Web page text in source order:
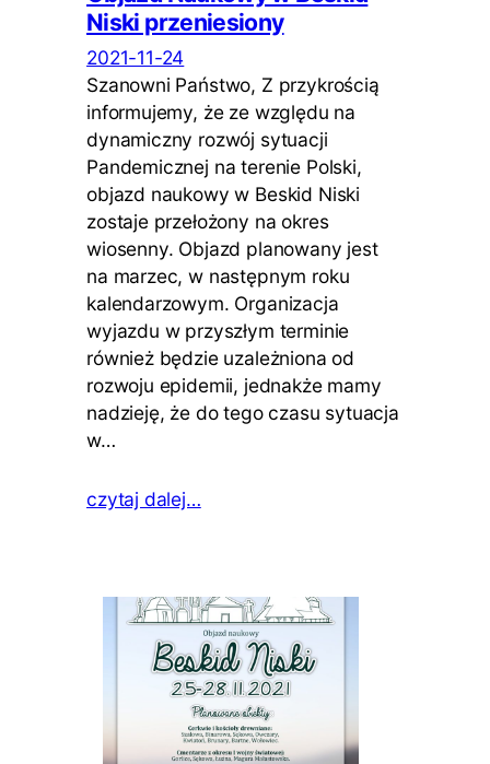
Niski przeniesiony
2021-11-24
Szanowni Państwo, Z przykrością
informujemy, że ze względu na
dynamiczny rozwój sytuacji
Pandemicznej na terenie Polski,
objazd naukowy w Beskid Niski
zostaje przełożony na okres
wiosenny. Objazd planowany jest
na marzec, w następnym roku
kalendarzowym. Organizacja
wyjazdu w przyszłym terminie
również będzie uzależniona od
rozwoju epidemii, jednakże mamy
nadzieję, że do tego czasu sytuacja
w…
czytaj dalej…